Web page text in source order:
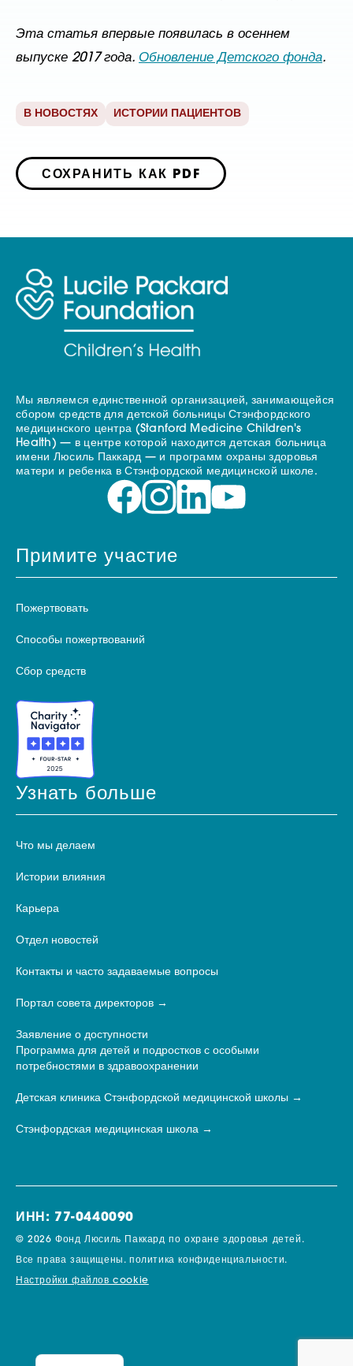
Эта статья впервые появилась в осеннем
выпуске 2017 года. Обновление Детского фонда.
В НОВОСТЯХ ИСТОРИИ ПАЦИЕНТОВ
СОХРАНИТЬ КАК PDF
Мы являемся единственной организацией, занимающейся
сбором средств для детской больницы Стэнфордского
медицинского центра (Stanford Medicine Children's
Health) — в центре которой находится детская больница
имени Люсиль Паккард — и программ охраны здоровья
матери и ребенка в Стэнфордской медицинской школе.
Примите участие
Пожертвовать
Способы пожертвований
Сбор средств
Узнать больше
Что мы делаем
Истории влияния
Карьера
Отдел новостей
Контакты и часто задаваемые вопросы
Портал совета директоров
Заявление о доступности
Программа для детей и подростков с особыми
потребностями в здравоохранении
Детская клиника Стэнфордской медицинской школы
Стэнфордская медицинская школа
ИНН: 77-0440090
© 2026 Фонд Люсиль Паккард по охране здоровья детей.
Все права защищены. политика конфиденциальности.
Настройки файлов cookie